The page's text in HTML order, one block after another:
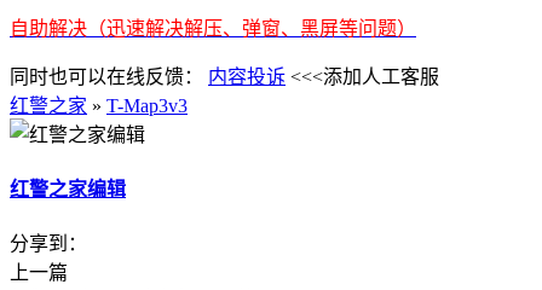
自助解决（迅速解决解压、弹窗、黑屏等问题）
同时也可以在线反馈： 内容投诉 <<<添加人工客服
红警之家 » T-Map3v3
红警之家编辑
分享到：
上一篇